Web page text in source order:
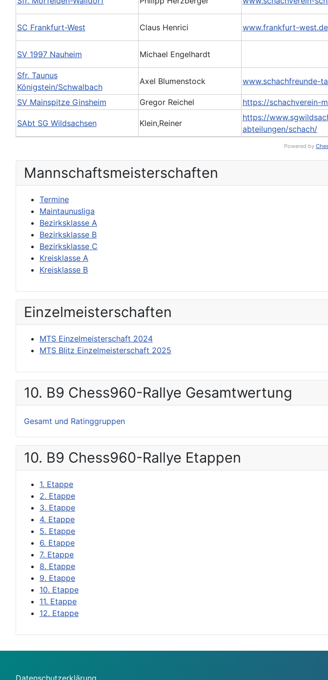
Mannschafts­meisterschaften
Termine
Maintaunusliga
Bezirksklasse A
Bezirksklasse B
Bezirksklasse C
Kreisklasse A
Kreisklasse B
Einzel­meisterschaften
MTS Einzelmeisterschaft 2024
MTS Blitz Einzelmeisterschaft 2025
10. B9 Chess960-Rallye Gesamtwertung
Gesamt und Ratinggruppen
10. B9 Chess960-Rallye Etappen
1. Etappe
2. Etappe
3. Etappe
4. Etappe
5. Etappe
6. Etappe
7. Etappe
8. Etappe
9. Etappe
10. Etappe
11. Etappe
12. Etappe
SC Frankfurt-West Claus Henrici www.frankfurt-west.de
SV 1997 Nauheim Michael Engelhardt
Sfr. Taunus
Königstein/Schwalbach
Axel Blumenstock www.schachfreunde-
SV Mainspitze Ginsheim Gregor Reichel https://schachverein-
SAbt SG Wildsachsen Klein,Reiner
https://
abteilungen/schach/
Powered by